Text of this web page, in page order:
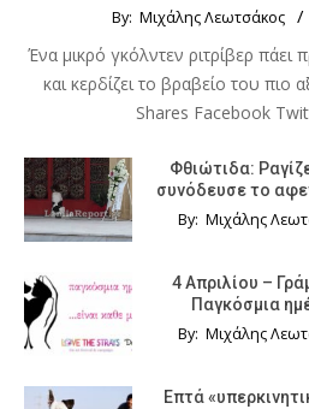
By: Μιχάλης Λεωτσάκος
Ένα μικρό γκόλντεν ριτρίβερ
και κερδίζει το βραβείο του πιο
Shares Facebook
Φθιώτιδα:
συνόδευσε το
By: Μιχάλης
4 Απριλίου –
Παγκόσμια
By: Μιχάλης
Επτά